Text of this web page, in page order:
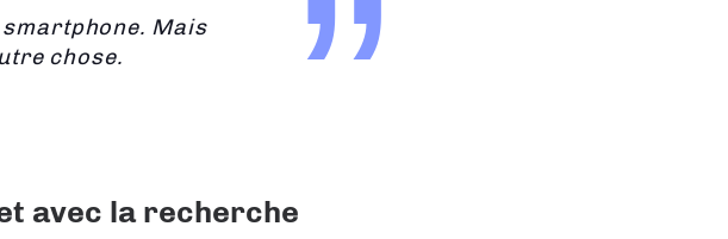
Mais
chose.
avec la recherche